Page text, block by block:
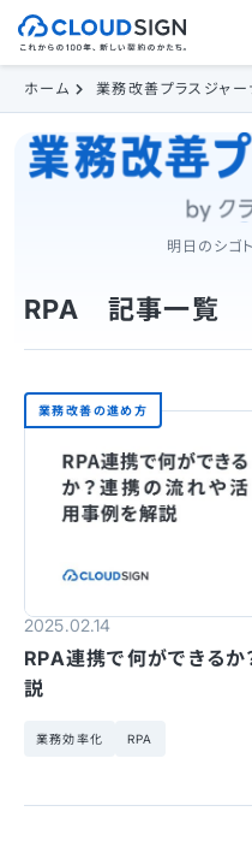
ホーム 業務改善プラスジャー
明日のシゴ
RPA 記事一覧
業務改善の進め方
2025.02.14
RPA連携で何ができる
説
業務効率化 RPA